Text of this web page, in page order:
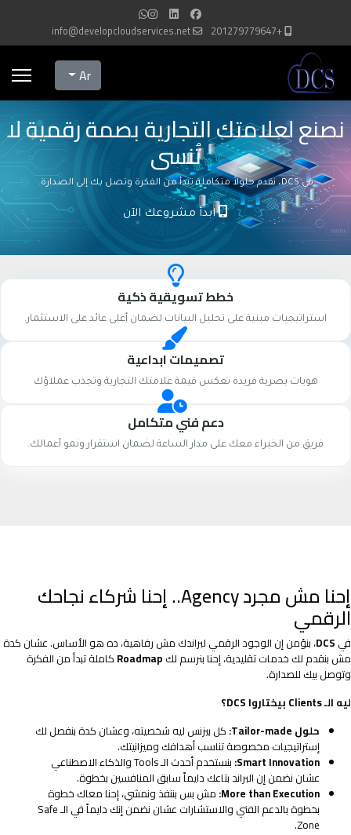
+201279779647
info@developcloudservices.net
Select your language
Ar
نصنع لعلامتك التجارية بصمة رقمية لا
تُنسى
في DCS، نقدم حلولاً متكاملة تبدأ من الفكرة وتصل بك إلى الصدارة.
ابدأ مشروعك الآن
خطط تسويقية ذكية
استراتيجيات مبنية على تحليل البيانات لضمان أعلى عائد على الاستثمار.
تصميمات ابداعية
هويات بصرية فريدة تعكس قيمة علامتك التجارية وتجذب عملاؤك
دعم فني متكامل
فريق من الخبراء معك على مدار الساعة لضمان استقرار ونمو أعمالك.
إحنا مش مجرد Agency.. إحنا شركاء نجاحك
الرقمي
في DCS، بنؤمن إن الوجود الرقمي لبراندك مش رفاهية، ده هو الأساس. عشان كدة
مش بنقدم لك خدمات تقليدية، إحنا بنرسم لك Roadmap كاملة تبدأ من الفكرة
وتوصل بيك للصدارة.
ليه الـ Clients بيختاروا DCS؟
حلول Tailor-made:
كل بيزنس ليه شخصيته، وعشان كدة بنفصل لك
إستراتيجيات مخصوصة تناسب أهدافك وميزانيتك.
Smart Innovation:
بنستخدم أحدث الـ Tools والذكاء الاصطناعي
عشان نضمن إن البراند بتاعك دايماً سابق المنافسين بخطوة.
More than Execution: مش بس بننفذ ونمشي، إحنا معاك خطوة
بخطوة بالدعم الفني والاستشارات عشان نضمن إنك دايماً في الـ Safe
Zone.